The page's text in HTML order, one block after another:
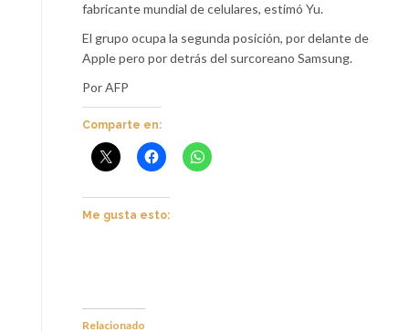
fabricante mundial de celulares, estimó Yu.
El grupo ocupa la segunda posición, por delante de
Apple pero por detrás del surcoreano Samsung.
Por AFP
Comparte en:
Me gusta esto:
Relacionado